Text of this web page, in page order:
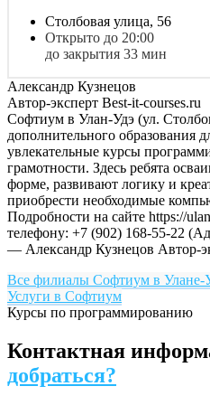
Столбовая улица, 56
Открыто до 20:00
до закрытия 33 мин
Александр Кузнецов
Автор-эксперт Best-it-courses.ru
Софтиум в Улан-Удэ (ул.
дополнительного образования
увлекательные курсы
грамотности. Здесь ребята
форме, развивают логику и
приобрести необходимые
Подробности на сайте https://
телефону: +7 (902) 168-55-22
— Александр Кузнецов Автор-
Все филиалы Софтиум в Улане-
Услуги в Софтиум
Курсы по программированию
Контактная
добраться?